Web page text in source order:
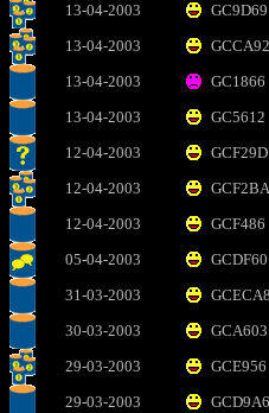
13-04-2003
GC9D69
13-04-2003
GCCA92
13-04-2003
GC1866
13-04-2003
GC5612
12-04-2003
GCF29D
12-04-2003
GCF2BA
12-04-2003
GCF486
05-04-2003
GCDF60
31-03-2003
GCECA8
30-03-2003
GCA603
29-03-2003
GCE956
29-03-2003
GCD9A6